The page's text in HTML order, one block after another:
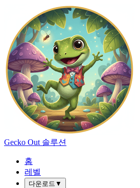
Gecko Out 솔루션
홈
레벨
다운로드 ▼